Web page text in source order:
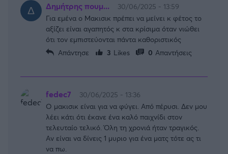
Δημήτρης πουμ...
30/06/2025 - 13:59
Για εμένα ο Μακισικ πρέπει να μείνει κ φέτος το
αξίζει είναι αγαπητός κ στα κρίσιμα όταν νιώθει
ότι τον εμπιστεύονται πάντα καθοριστικός
Απάντησε
3 Likes 0 Απαντήσεις
fedec7
30/06/2025 - 13:36
Ο μακισικ είναι για να φύγει. Από πέρυσι. Δεν μου
λέει κάτι ότι έκανε ένα καλό παιχνίδι στον
τελευταίο τελικό. Όλη τη χρονιά ήταν τραγικός.
Αν είναι να δίνεις 1 μυριο για ένα ματς τότε ας τι
να πω.